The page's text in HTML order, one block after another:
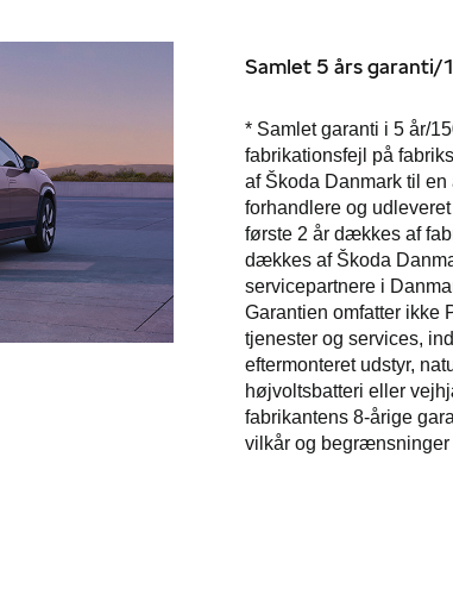
Samlet 5 års
* Samlet garanti i 5 år/
fabrikationsfejl på
af Škoda Danmark til
forhandlere og
første 2 år dækkes af
dækkes af Škoda
servicepartnere i
Garantien omfatter ikke
tjenester og services,
eftermonteret udstyr,
højvoltsbatteri eller
fabrikantens 8-årige
vilkår og begrænsninger